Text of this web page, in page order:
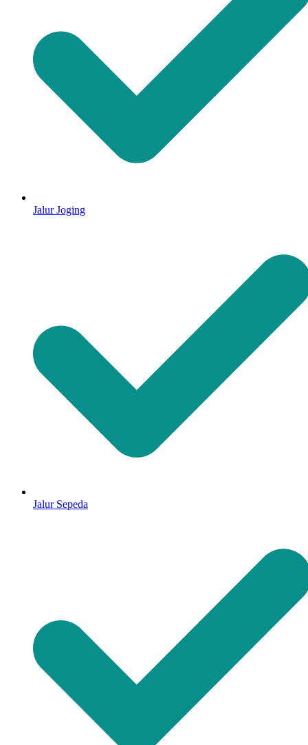
Jalur Joging
Jalur Sepeda